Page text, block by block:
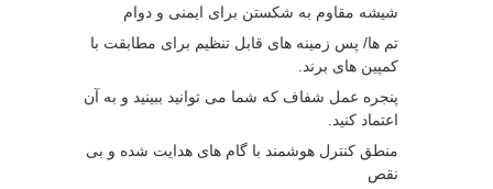
شیشه مقاوم به شکستن برای ایمنی و دوام
تم ها/ پس زمینه های قابل تنظیم برای مطابقت با
کمپین های برند.
پنجره عمل شفاف که شما می توانید ببینید و به آن
اعتماد کنید.
منطق کنترل هوشمند با گام های هدایت شده و بی
نقص